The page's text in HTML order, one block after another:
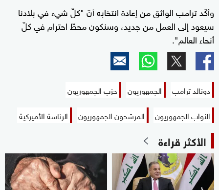
وأكّد ترامب الواثق من إعادة انتخابه أنّ "كلّ شيء في بلادنا
سيعود إلى العمل من جديد، وسنكون محطّ احترام في كلّ
أنحاء العالم".
دونالد ترامب الجمهوريون
حزب الجمهوريون
النواب الجمهوريون
المرشحون الجمهوريون الرئاسة الأميركية
الأكثر قراءة